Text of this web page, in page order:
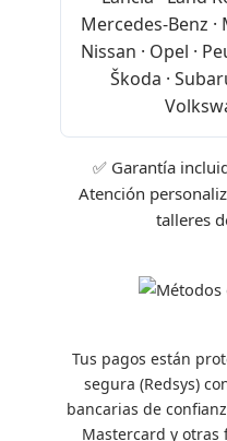
Mercedes-Benz ·
Nissan · Opel ·
Škoda ·
✅ Garantía
Atención
talleres
Tus pagos están
segura (Redsys)
bancarias de
Mastercard y otras